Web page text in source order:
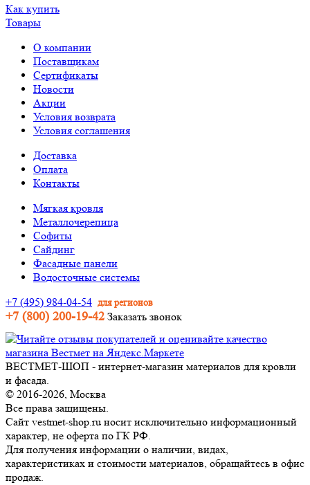
Как купить
Товары
О компании
Поставщикам
Сертификаты
Новости
Акции
Условия возврата
Условия соглашения
Доставка
Оплата
Контакты
Мягкая кровля
Металлочерепица
Софиты
Сайдинг
Фасадные панели
Водосточные системы
+7 (495) 984-04-54 для регионов
+7 (800) 200-19-42 Заказать звонок
ВЕСТМЕТ-ШОП - интернет-магазин материалов для кровли
и фасада.
© 2016-2026, Москва
Все права защищены.
Сайт vestmet-shop.ru носит исключительно информационный
характер, не оферта по ГК РФ.
Для получения информации о наличии, видах,
характеристиках и стоимости материалов, обращайтесь в офис
продаж.